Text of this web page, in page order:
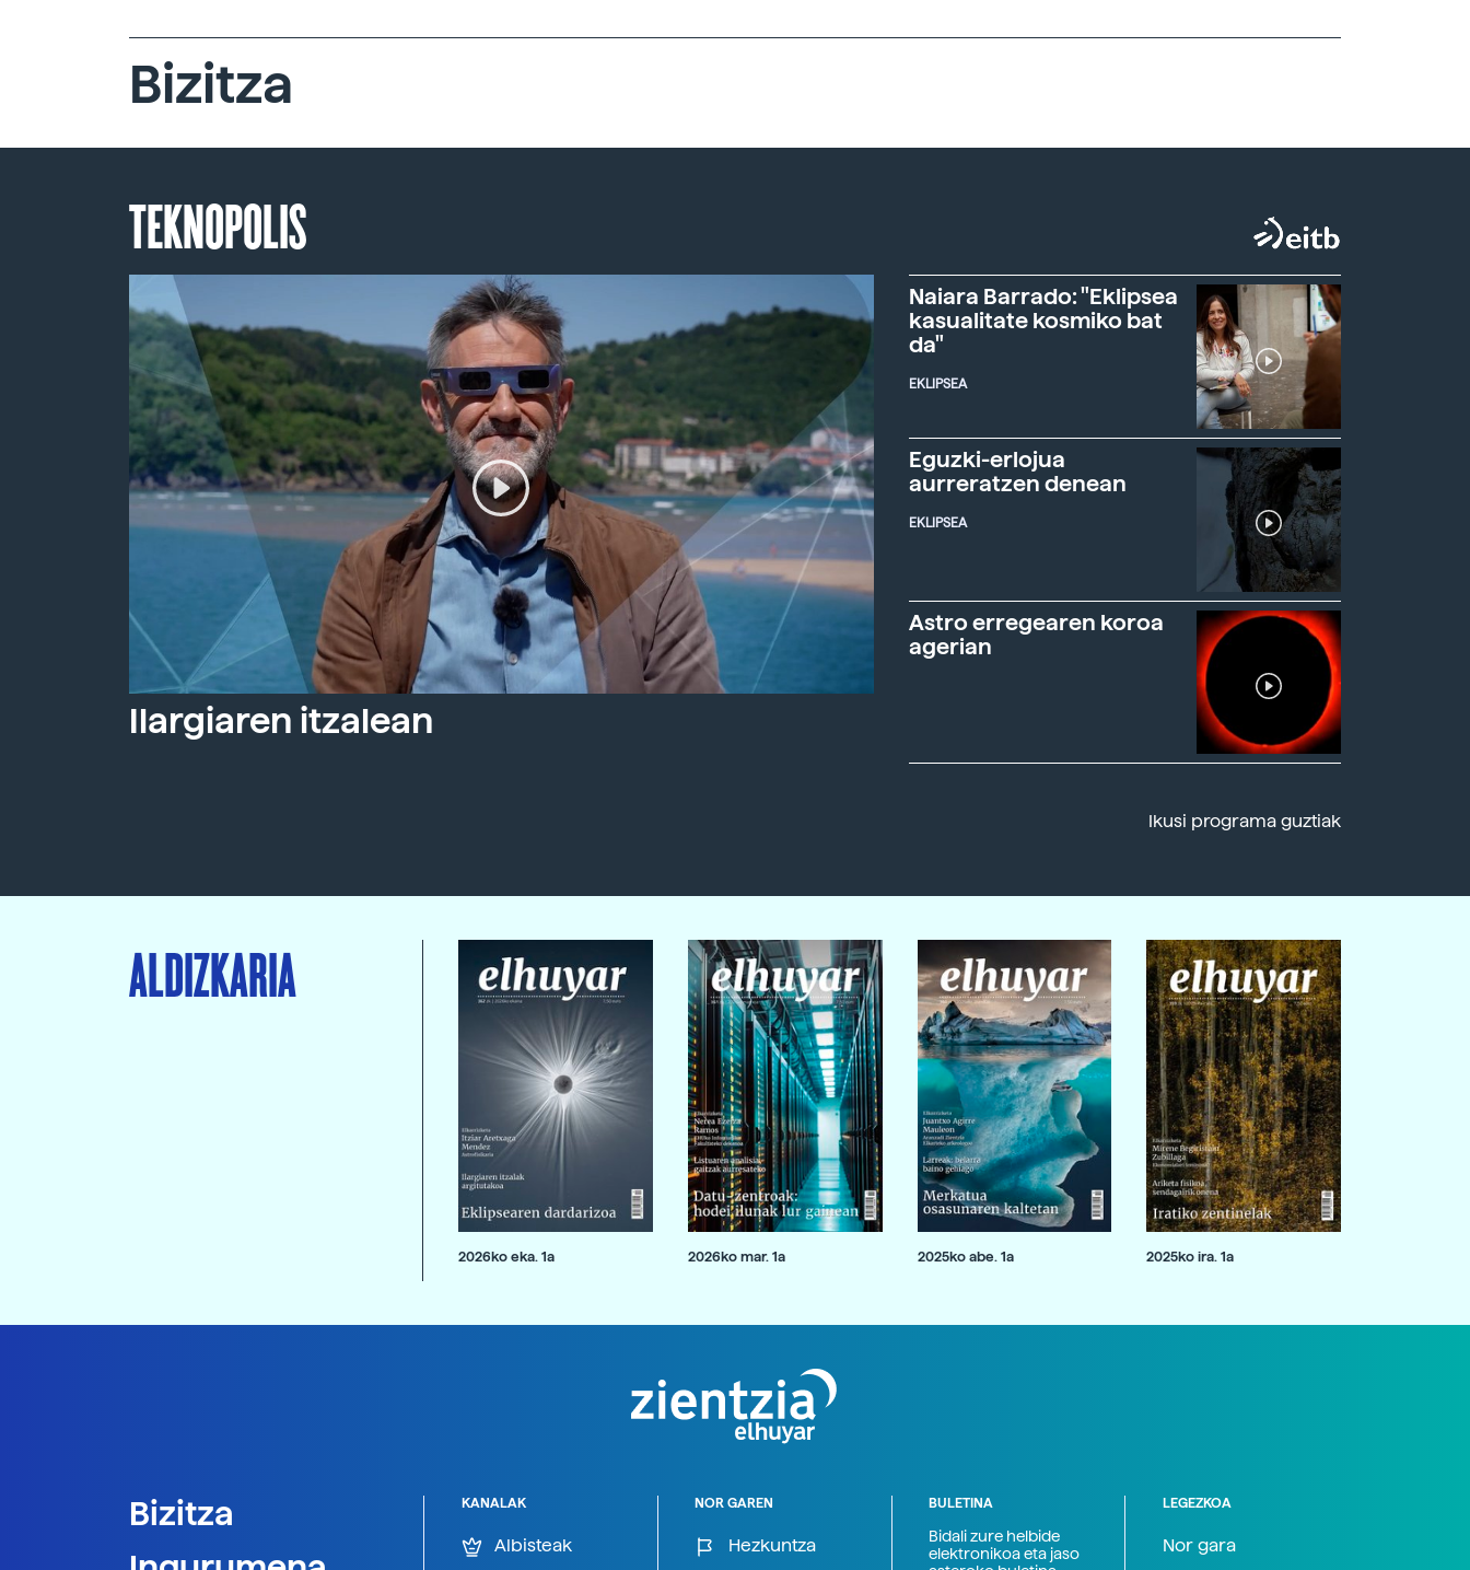
Bizitza
TEKNOPOLIS
Ilargiaren itzalean
Naiara Barrado: "Eklipsea
kasualitate kosmiko bat
da"
EKLIPSEA
Eguzki-erlojua
aurreratzen denean
EKLIPSEA
Astro erregearen koroa
agerian
Ikusi programa guztiak
ALDIZKARIA
2026ko eka. 1a 2026ko mar. 1a 2025ko abe. 1a 2025ko ira. 1a
Bizitza
KANALAK
Albisteak
NOR GAREN
Hezkuntza
BULETINA
Bidali zure helbide
elektronikoa eta jaso
LEGEZKOA
Nor gara